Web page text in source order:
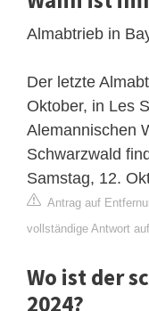
Almabtrieb in
Der letzte
Oktober, in Les
Alemannischen
Schwarzwald
Samstag, 12.
Antrag auf
vollständige Antwort
Wo ist der
2024?